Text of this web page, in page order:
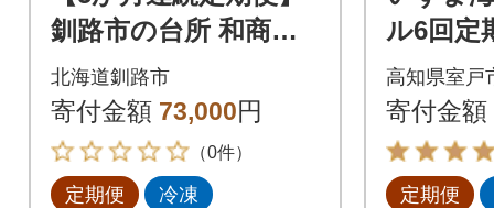
釧路市の台所 和商市
場 厳選定期便 紅さけ
鮭 いか塩辛 F4F-8927
北海道釧路市
寄付金額 73,000円
（0件）
定期便 冷凍
ル6回定
発送】
高知県室戸
寄付金額
定期便